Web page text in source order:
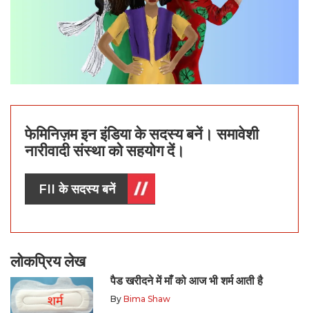
फेमिनिज़म इन इंडिया के सदस्य बनें। समावेशी
नारीवादी संस्था को सहयोग दें।
FII के सदस्य बनें
लोकप्रिय लेख
पैड खरीदने में माँ को आज भी शर्म आती है
By Bima Shaw